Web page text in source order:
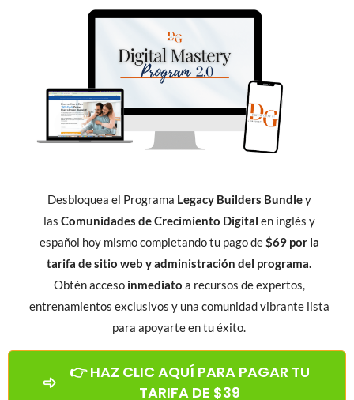
Desbloquea el Programa Legacy Builders Bundley
las Comunidades de Crecimiento Digital en inglés y
español hoy mismo completando tu pago de$69 por la
tarifa de sitio web y administración del programa.
Obtén acceso inmediato a recursos de expertos,
entrenamientos exclusivos y una comunidad vibrante lista
para apoyarte en tu éxito.
👉 HAZ CLIC AQUÍ PARA PAGAR TU
TARIFA DE $39